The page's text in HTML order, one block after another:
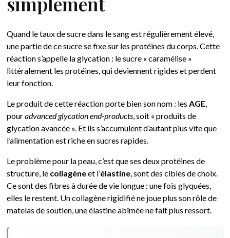
Quand le taux de sucre dans le sang est régulièrement élevé,
une partie de ce sucre se fixe sur les protéines du corps. Cette
réaction s’appelle la glycation : le sucre « caramélise »
littéralement les protéines, qui deviennent rigides et perdent
leur fonction.
Le produit de cette réaction porte bien son nom : les AGE,
pouradvanced glycation end-products, soit « produits de
glycation avancée ». Et ils s’accumulent d’autant plus vite que
l’alimentation est riche en sucres rapides.
Le problème pour la peau, c’est que ses deux protéines de
structure, le collagèneet l’élastine, sont des cibles de choix.
Ce sont des fibres à durée de vie longue : une fois glyquées,
elles le restent. Un collagène rigidifié ne joue plus son rôle de
matelas de soutien, une élastine abîmée ne fait plus ressort.